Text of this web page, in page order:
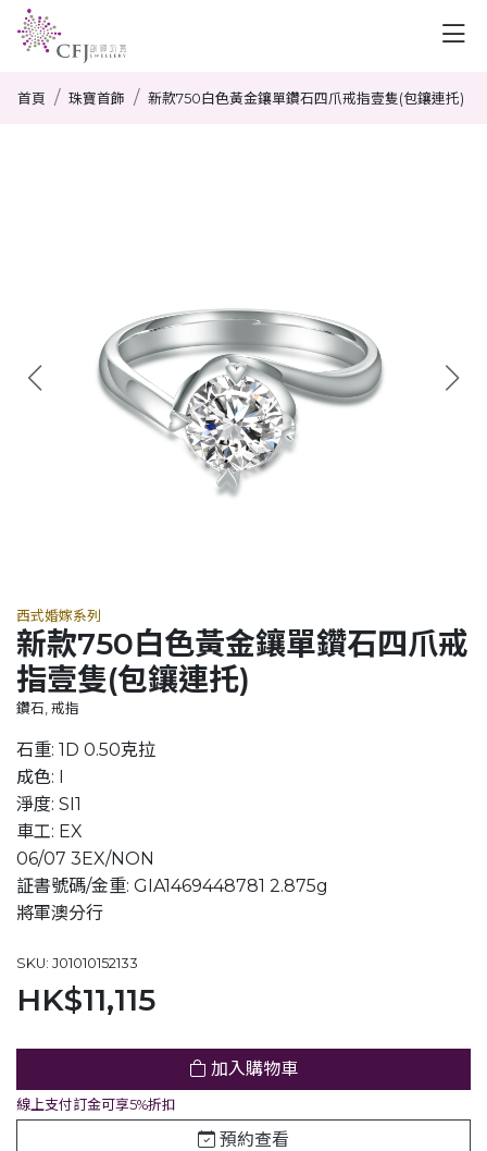
首頁 珠寶首飾 新款750白色黃金鑲單鑽石四爪戒指壹隻(包鑲連托)
西式婚嫁系列
新款750白色黃金鑲單鑽石四爪戒
指壹隻(包鑲連托)
鑽石, 戒指
石重: 1D 0.50克拉
成色: I
淨度: SI1
車工: EX
06/07 3EX/NON
証書號碼/金重: GIA1469448781 2.875g
將軍澳分行
SKU: J01010152133
HK$11,115
加入購物車
線上支付訂金可享5%折扣
預約查看